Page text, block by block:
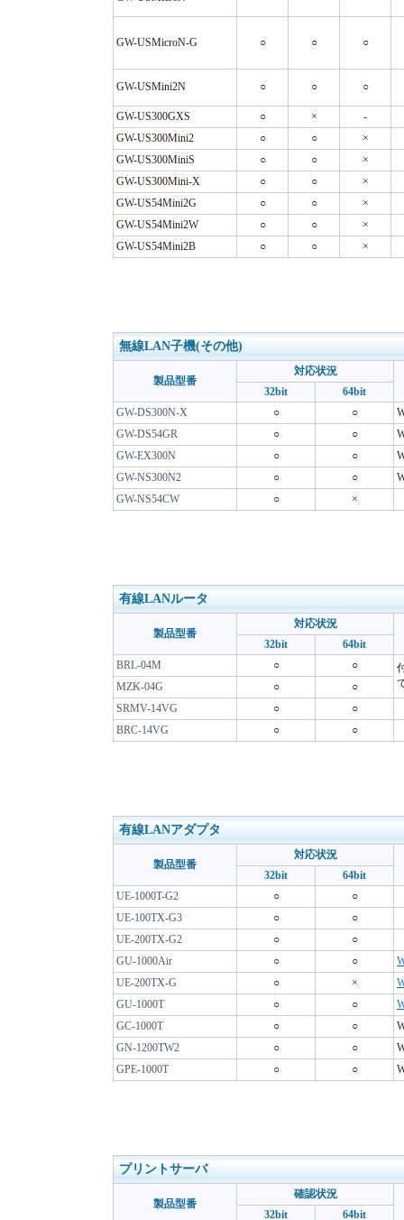
GW-USMicroN-G ○ ○ ○
GW-USMini2N ○ ○ ○
GW-US300GXS ○ ×
-
GW-US300Mini2
○ ○
×
GW-US300MiniS
○ ○
×
GW-US300Mini-X
○ ○
×
GW-US54Mini2G
○ ○
×
GW-US54Mini2W
○ ○
×
GW-US54Mini2B
○ ○ ×
無線LAN子機(その他)
製品型番
対応状況
32bit
64bit
GW-DS300N-X
○ ○
GW-DS54GR
○ ○
GW-EX300N
○ ○
GW-NS300N2
○ ○
GW-NS54CW
○ ×
有線LANルータ
製品型番
対応状況
32bit
64bit
BRL-04M
○ ○
MZK-04G ○
○
SRMV-14VG
○
○
BRC-14VG
○ ○
有線LANアダプタ
製品型番
対応状況
32bit
64bit
UE-1000T-G2
○
○
UE-100TX-G3
○
○
UE-200TX-G2
○
○
GU-1000Air
○ ○
UE-200TX-G
○ ×
GU-1000T
○ ○
GC-1000T
○ ○
GN-1200TW2
○ ○
GPE-1000T
○ ○
プリントサーバ
製品型番
確認状況
32bit
64bit